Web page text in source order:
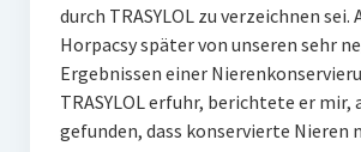
durch TRASYLOL zu verzeichnen sei.
Horpacsy später von unseren sehr
Ergebnissen einer
TRASYLOL erfuhr, berichtete er mir,
gefunden, dass konservierte Nieren